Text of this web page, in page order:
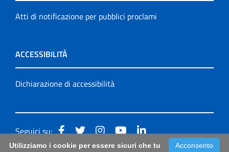
Atti di notificazione per pubblici proclami
ACCESSIBILITÀ
Dichiarazione di accessibilità
Seguici su:
Acconsento
Utilizziamo i cookie per essere sicuri che tu